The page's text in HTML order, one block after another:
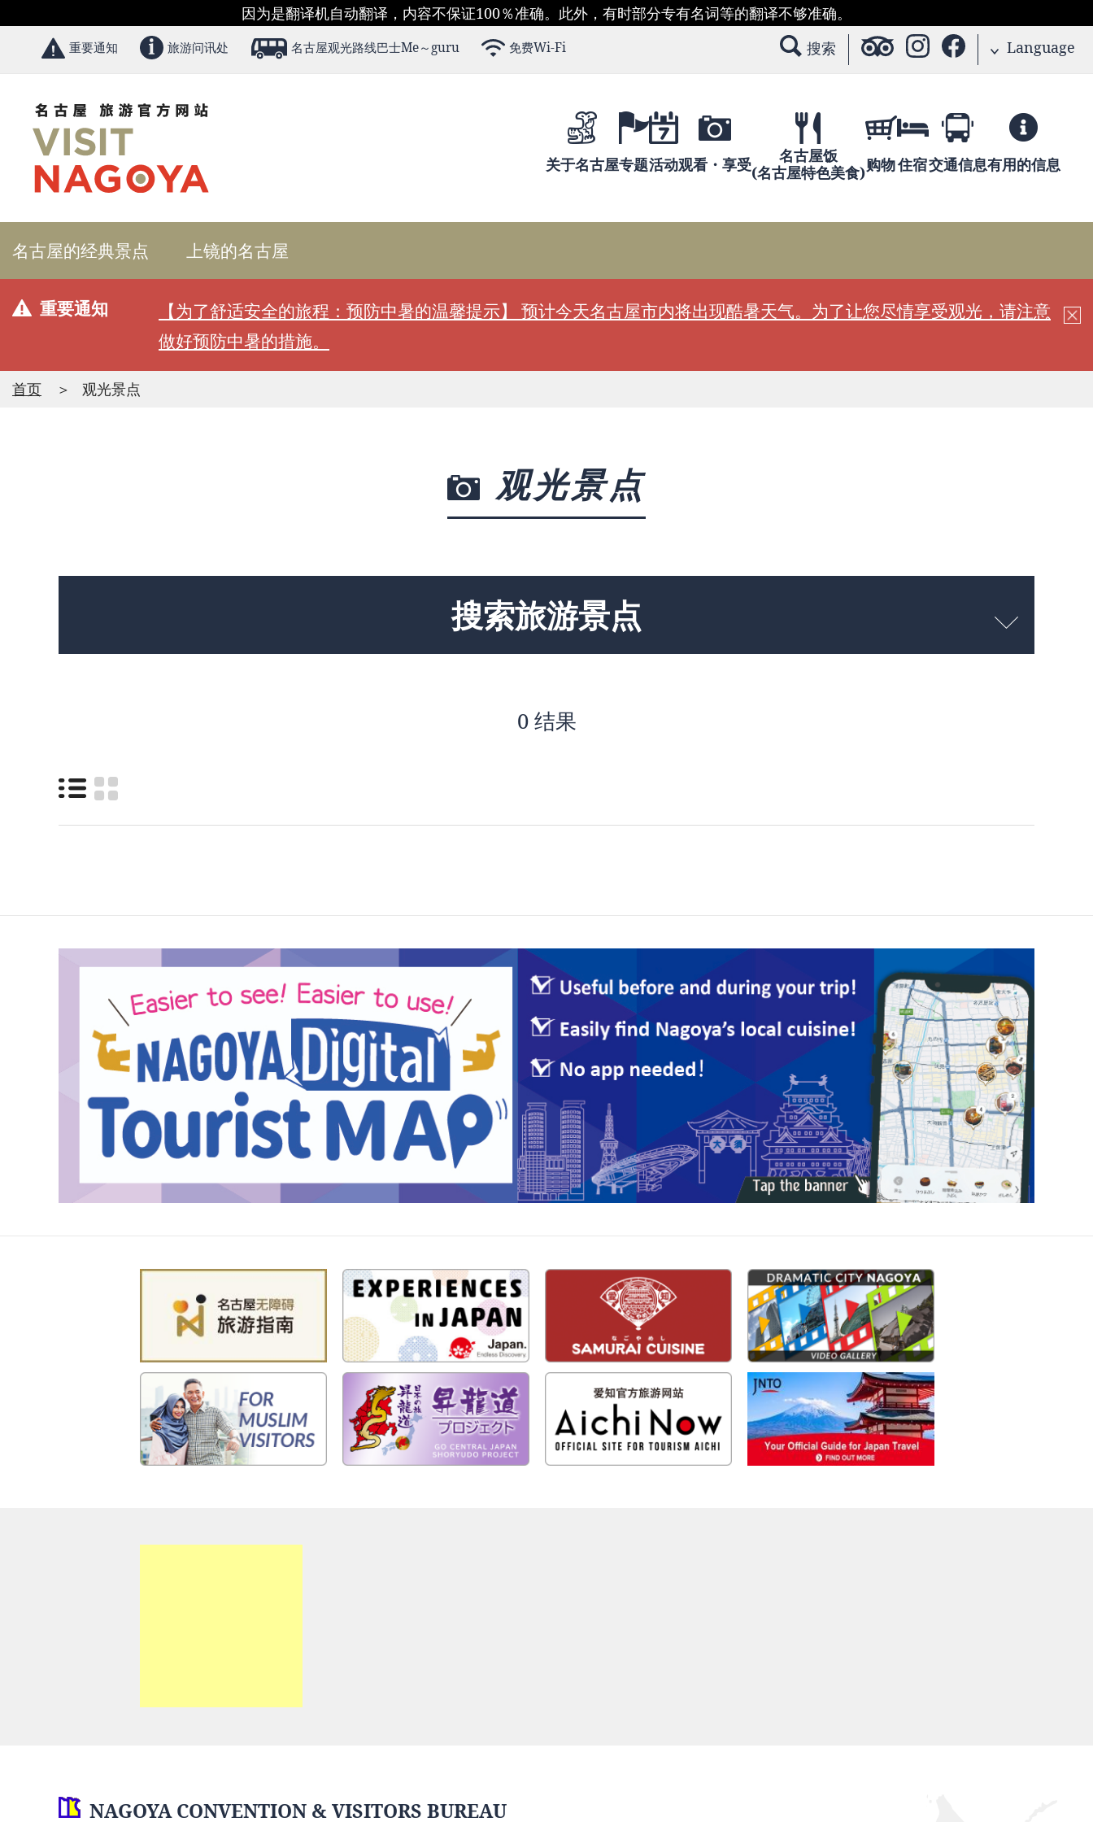
因为是翻译机自动翻译，内容不保证100％准确。此外，有时部分专有名词等的翻译不够准确。
重要通知 旅游问讯处 名古屋观光路线巴士Me～guru 免费Wi-Fi 搜索 Language
关于名古屋专题活动观看・享受
名古屋饭
(名古屋特色美食)购物住宿交通信息有用的信息
名古屋的经典景点 上镜的名古屋
重要通知
【为了舒适安全的旅程：预防中暑的温馨提示】 预计今天名古屋市内将出现酷暑天气。为了让您尽情享受观光，请注意
做好预防中暑的措施。
首页 观光景点
观光景点
搜索旅游景点
0 结果
NAGOYA CONVENTION & VISITORS BUREAU